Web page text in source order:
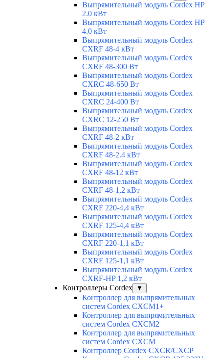
Выпрямительный модуль Cordex HP
2.0 кВт
Выпрямительный модуль Cordex HP
4.0 кВт
Выпрямительный модуль Cordex
CXRF 48-4 кВт
Выпрямительный модуль Cordex
CXRF 48-300 Вт
Выпрямительный модуль Cordex
CXRС 48-650 Вт
Выпрямительный модуль Cordex
CXRС 24-400 Вт
Выпрямительный модуль Cordex
CXRС 12-250 Вт
Выпрямительный модуль Cordex
CXRF 48-2 кВт
Выпрямительный модуль Cordex
CXRF 48-2.4 кВт
Выпрямительный модуль Cordex
CXRF 48-12 кВт
Выпрямительный модуль Cordex
CXRF 48-1,2 кВт
Выпрямительный модуль Cordex
CXRF 220-4,4 кВт
Выпрямительный модуль Cordex
CXRF 125-4,4 кВт
Выпрямительный модуль Cordex
CXRF 220-1,1 кВт
Выпрямительный модуль Cordex
CXRF 125-1,1 кВт
Выпрямительный модуль Cordex
CXRF-HP 1,2 кВт
Контроллеры Cordex
▼
Контроллер для выпрямительных
систем Cordex CXCM1+
Контроллер для выпрямительных
систем Cordex CXCM2
Контроллер для выпрямительных
систем Cordex CXCM
Контроллер Cordex CXCR/CXCP